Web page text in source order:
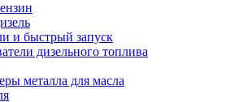
и быстрый запуск
дизельного топлива
металла для масла